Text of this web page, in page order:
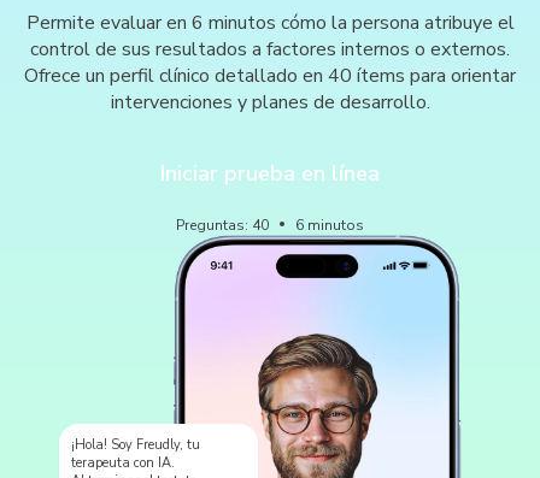
Permite evaluar en 6 minutos cómo la persona atribuye el
control de sus resultados a factores internos o externos.
Ofrece un perfil clínico detallado en 40 ítems para orientar
intervenciones y planes de desarrollo.
Iniciar prueba en línea
Preguntas: 40 6 minutos
¡Hola! Soy Freudly, tu
terapeuta con IA.